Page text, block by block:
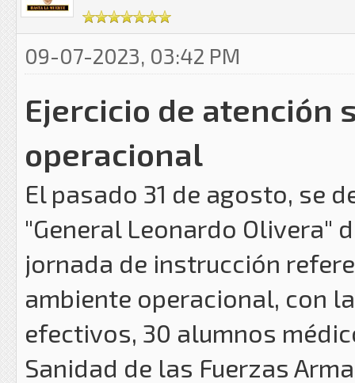
09-07-2023, 03:42 PM
Ejercicio de atención
operacional
El pasado 31 de agosto, se
"General Leonardo Olivera"
jornada de instrucción
ambiente operacional, con
efectivos, 30 alumnos
Sanidad de las Fuerzas